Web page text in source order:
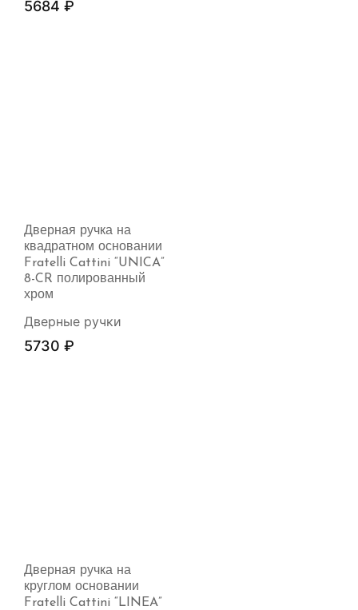
5684 ₽
Дверная ручка на
квадратном основании
Fratelli Cattini “UNICA”
8-CR полированный
хром
Дверные ручки
5730 ₽
Дверная ручка на
круглом основании
Fratelli Cattini “LINEA”